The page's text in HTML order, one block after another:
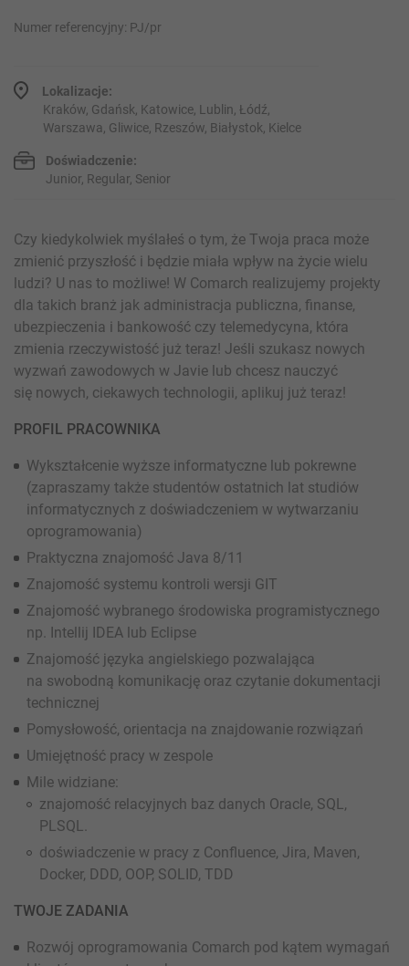
Numer referencyjny: PJ/pr
Lokalizacje:
Kraków, Gdańsk, Katowice, Lublin, Łódź,
Warszawa, Gliwice, Rzeszów, Białystok, Kielce
Doświadczenie:
Junior, Regular, Senior
Czy kiedykolwiek myślałeś o tym, że Twoja praca może
zmienić przyszłość i będzie miała wpływ na życie wielu
ludzi? U nas to możliwe! W Comarch realizujemy projekty
dla takich branż jak administracja publiczna, finanse,
ubezpieczenia i bankowość czy telemedycyna, która
zmienia rzeczywistość już teraz! Jeśli szukasz nowych
wyzwań zawodowych w Javie lub chcesz nauczyć
się nowych, ciekawych technologii, aplikuj już teraz!
PROFIL PRACOWNIKA
Wykształcenie wyższe informatyczne lub pokrewne
(zapraszamy także studentów ostatnich lat studiów
informatycznych z doświadczeniem w wytwarzaniu
oprogramowania)
Praktyczna znajomość Java 8/11
Znajomość systemu kontroli wersji GIT
Znajomość wybranego środowiska programistycznego
np. Intellij IDEA lub Eclipse
Znajomość języka angielskiego pozwalająca
na swobodną komunikację oraz czytanie dokumentacji
technicznej
Pomysłowość, orientacja na znajdowanie rozwiązań
Umiejętność pracy w zespole
Mile widziane:
znajomość relacyjnych baz danych Oracle, SQL,
PLSQL.
doświadczenie w pracy z Confluence, Jira, Maven,
Docker, DDD, OOP, SOLID, TDD
TWOJE ZADANIA
Rozwój oprogramowania Comarch pod kątem wymagań